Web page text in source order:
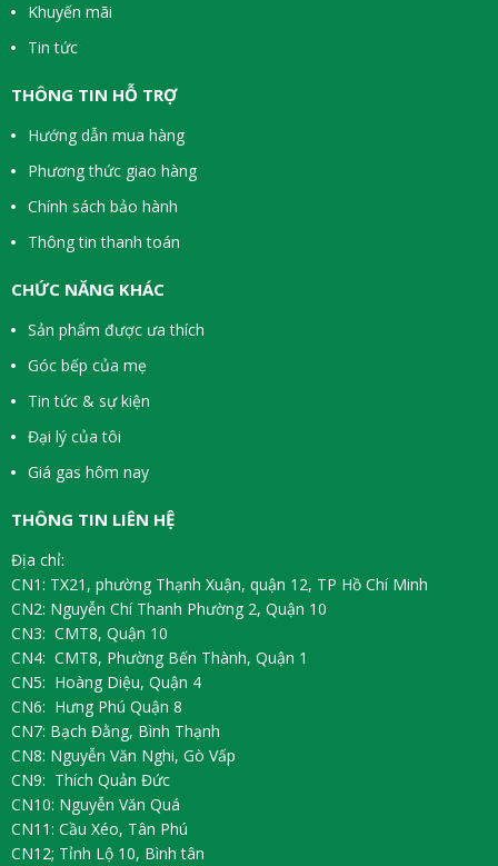
Khuyến mãi
Tin tức
THÔNG TIN HỖ TRỢ
Hướng dẫn mua hàng
Phương thức giao hàng
Chính sách bảo hành
Thông tin thanh toán
CHỨC NĂNG KHÁC
Sản phẩm được ưa thích
Góc bếp của mẹ
Tin tức & sự kiện
Đại lý của tôi
Giá gas hôm nay
THÔNG TIN LIÊN HỆ
Địa chỉ:
CN1: TX21, phường Thạnh Xuận, quận 12, TP Hồ Chí Minh
CN2: Nguyễn Chí Thanh Phường 2, Quận 10
CN3: CMT8, Quận 10
CN4: CMT8, Phường Bến Thành, Quận 1
CN5: Hoàng Diệu, Quận 4
CN6: Hưng Phú Quận 8
CN7: Bạch Đằng, Bình Thạnh
CN8: Nguyễn Văn Nghi, Gò Vấp
CN9: Thích Quản Đức
CN10: Nguyễn Văn Quá
CN11: Cầu Xéo, Tân Phú
CN12; Tỉnh Lộ 10, Bình tân